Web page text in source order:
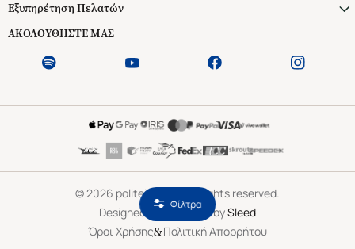
Φίλτρα
Εξυπηρέτηση Πελατών
ΑΚΟΛΟΥΘΗΣΤΕ ΜΑΣ
©2026 politeianet.gr All rights reserved.
Designed & Developed bySleed
Όροι Χρήσης&Πολιτική Απορρήτου